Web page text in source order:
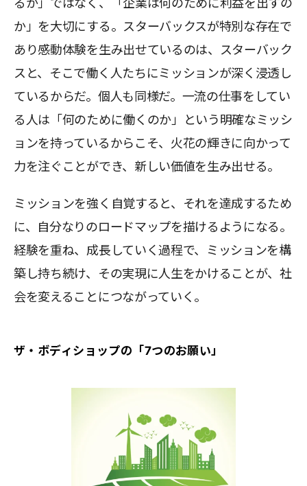
るか」ではなく、「企業は何のために利益を出すの
か」を大切にする。スターバックスが特別な存在で
あり感動体験を生み出せているのは、スターバック
スと、そこで働く人たちにミッションが深く浸透し
ているからだ。個人も同様だ。一流の仕事をしてい
る人は「何のために働くのか」という明確なミッシ
ョンを持っているからこそ、火花の輝きに向かって
力を注ぐことができ、新しい価値を生み出せる。
ミッションを強く自覚すると、それを達成するため
に、自分なりのロードマップを描けるようになる。
経験を重ね、成長していく過程で、ミッションを構
築し持ち続け、その実現に人生をかけることが、社
会を変えることにつながっていく。
ザ・ボディショップの「7つのお願い」